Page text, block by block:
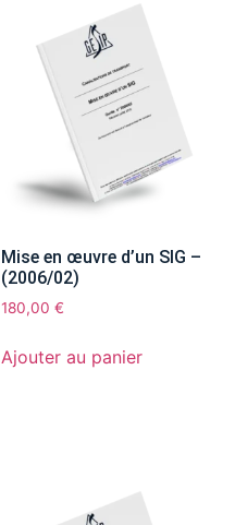
Mise en œuvre d’un SIG –
(2006/02)
180,00 €
Ajouter au panier